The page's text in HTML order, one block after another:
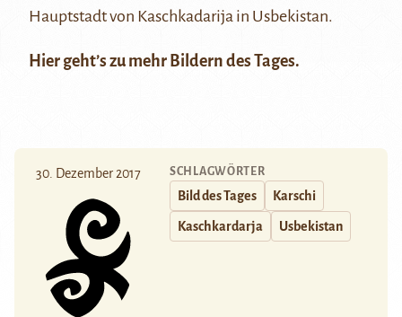
Hauptstadt von Kaschkadarija in Usbekistan.
Hier geht’s zu mehr Bildern des Tages.
30. Dezember 2017 SCHLAGWÖRTER
Bild des Tages Karschi
Kaschkardarja Usbekistan